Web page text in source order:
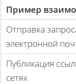
Пример
Отправка
электронной
Публикация
сетях